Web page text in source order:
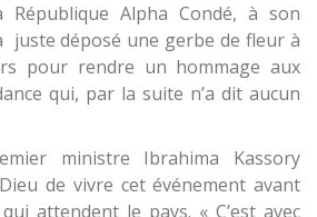
Alpha Condé, à son
juste déposé une gerbe de fleur à
pour rendre un hommage aux
qui, par la suite n’a dit aucun
ministre Ibrahima Kassory
de vivre cet événement avant
attendent le pays. « C’est avec